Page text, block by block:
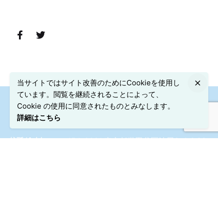
住所/Address〒154-0001 東京都世田谷区池尻3-4-2 SS
当サイトではサイト改善のためにCookieを使用し
ています。閲覧を継続されることによって、
Cookie の使用に同意されたものとみなします。
詳細はこちら